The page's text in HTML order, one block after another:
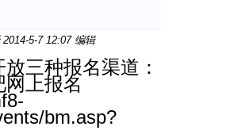
5-7 12:07 编辑
三种报名渠道：
网上报名
bm.asp?